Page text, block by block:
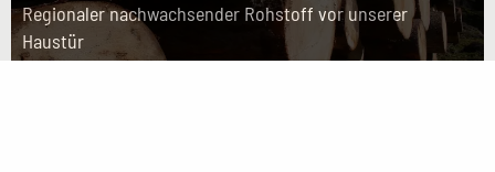
Regionaler nachwachsender Rohstoff vor unserer
Haustür